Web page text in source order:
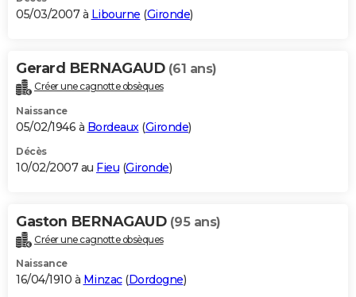
05/03/2007 à Libourne (Gironde)
Gerard BERNAGAUD (61 ans)
Créer une cagnotte obsèques
Naissance
05/02/1946 à Bordeaux (Gironde)
Décès
10/02/2007 au Fieu (Gironde)
Gaston BERNAGAUD (95 ans)
Créer une cagnotte obsèques
Naissance
16/04/1910 à Minzac(Dordogne)